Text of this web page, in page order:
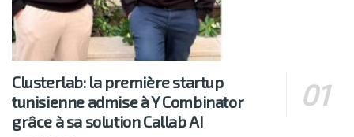
Clusterlab: la première startup
tunisienne admise à Y Combinator
grâce à sa solution Callab AI